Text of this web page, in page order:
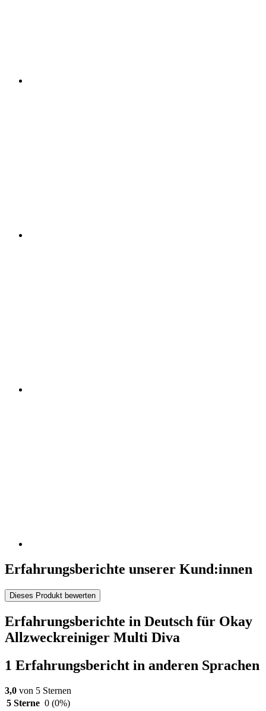
Erfahrungsberichte unserer Kund:innen
Dieses Produkt bewerten
Erfahrungsberichte in Deutsch für Okay
Allzweckreiniger Multi Diva
1 Erfahrungsbericht in anderen Sprachen
3,0 von 5 Sternen
5 Sterne 0 (0%)